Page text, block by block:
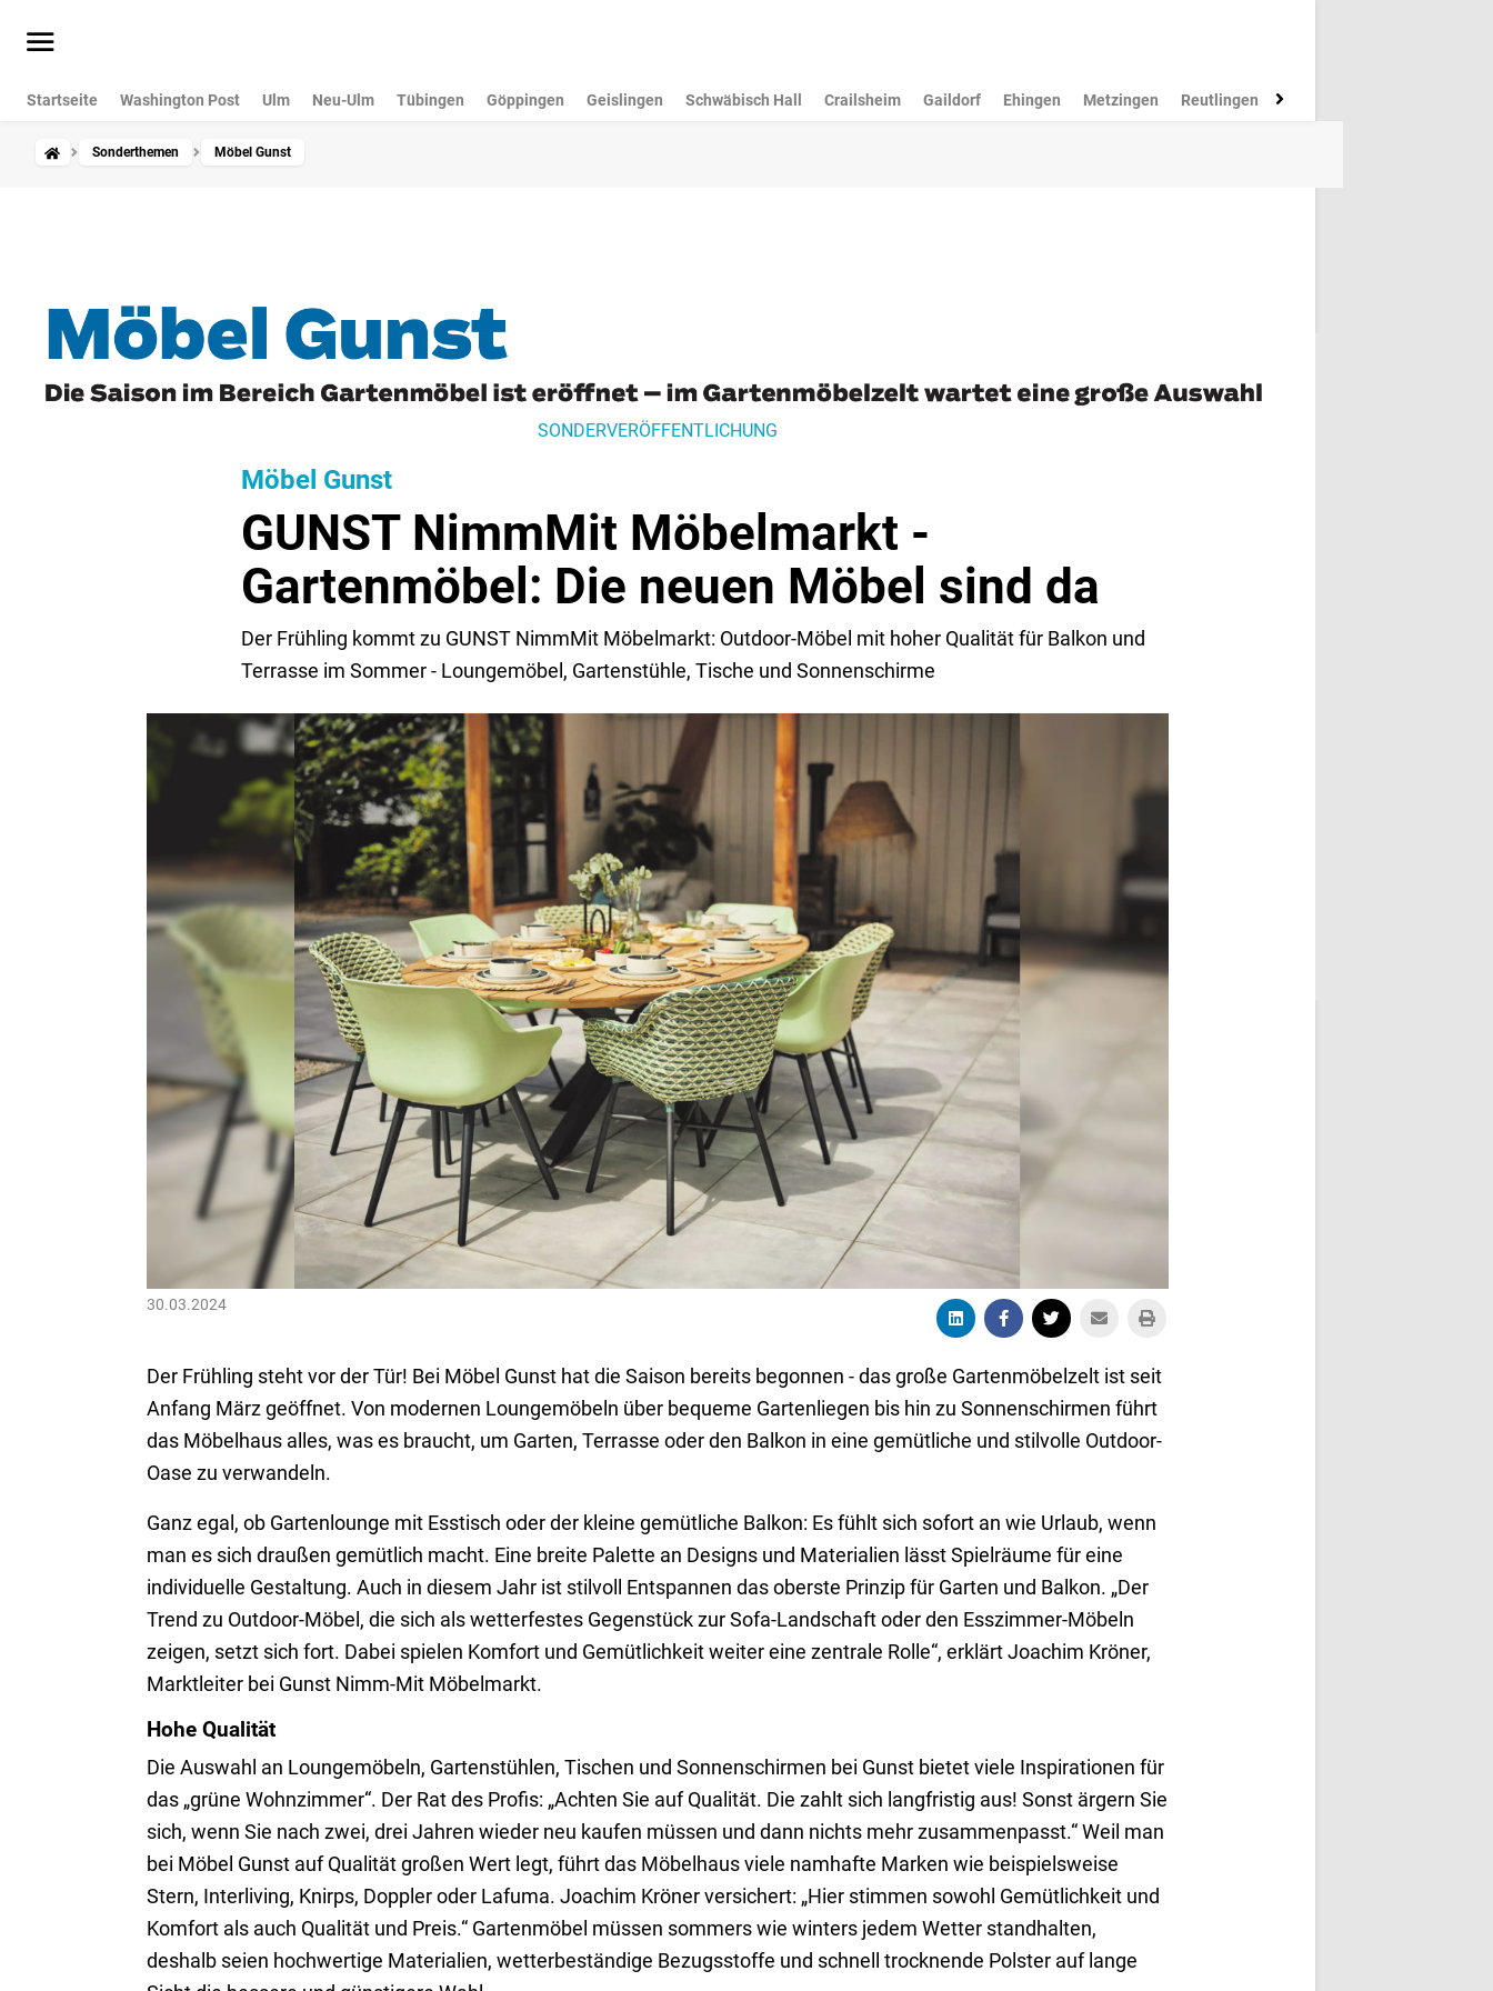
Startseite Washington Post Ulm Neu-Ulm Tübingen Göppingen Geislingen Schwäbisch Hall Crailsheim Gaildorf Ehingen Metzingen Reutlingen Münsingen
Sonderthemen Möbel Gunst
SONDERVERÖFFENTLICHUNG
Möbel Gunst
GUNST NimmMit Möbelmarkt -
Gartenmöbel: Die neuen Möbel sind da
Der Frühling kommt zu GUNST NimmMit Möbelmarkt: Outdoor-Möbel mit hoher Qualität für Balkon und
Terrasse im Sommer - Loungemöbel, Gartenstühle, Tische und Sonnenschirme
30.03.2024
Der Frühling steht vor der Tür! Bei Möbel Gunst hat die Saison bereits begonnen - das große Gartenmöbelzelt ist seit
Anfang März geöffnet. Von modernen Loungemöbeln über bequeme Gartenliegen bis hin zu Sonnenschirmen führt
das Möbelhaus alles, was es braucht, um Garten, Terrasse oder den Balkon in eine gemütliche und stilvolle Outdoor-
Oase zu verwandeln.
Ganz egal, ob Gartenlounge mit Esstisch oder der kleine gemütliche Balkon: Es fühlt sich sofort an wie Urlaub, wenn
man es sich draußen gemütlich macht. Eine breite Palette an Designs und Materialien lässt Spielräume für eine
individuelle Gestaltung. Auch in diesem Jahr ist stilvoll Entspannen das oberste Prinzip für Garten und Balkon. „Der
Trend zu Outdoor-Möbel, die sich als wetterfestes Gegenstück zur Sofa-Landschaft oder den Esszimmer-Möbeln
zeigen, setzt sich fort. Dabei spielen Komfort und Gemütlichkeit weiter eine zentrale Rolle“, erklärt Joachim Kröner,
Marktleiter bei Gunst Nimm-Mit Möbelmarkt.
Hohe Qualität
Die Auswahl an Loungemöbeln, Gartenstühlen, Tischen und Sonnenschirmen bei Gunst bietet viele Inspirationen für
das „grüne Wohnzimmer“. Der Rat des Profis: „Achten Sie auf Qualität. Die zahlt sich langfristig aus! Sonst ärgern Sie
sich, wenn Sie nach zwei, drei Jahren wieder neu kaufen müssen und dann nichts mehr zusammenpasst.“ Weil man
bei Möbel Gunst auf Qualität großen Wert legt, führt das Möbelhaus viele namhafte Marken wie beispielsweise
Stern, Interliving, Knirps, Doppler oder Lafuma. Joachim Kröner versichert: „Hier stimmen sowohl Gemütlichkeit und
Komfort als auch Qualität und Preis.“ Gartenmöbel müssen sommers wie winters jedem Wetter standhalten,
deshalb seien hochwertige Materialien, wetterbeständige Bezugsstoffe und schnell trocknende Polster auf lange